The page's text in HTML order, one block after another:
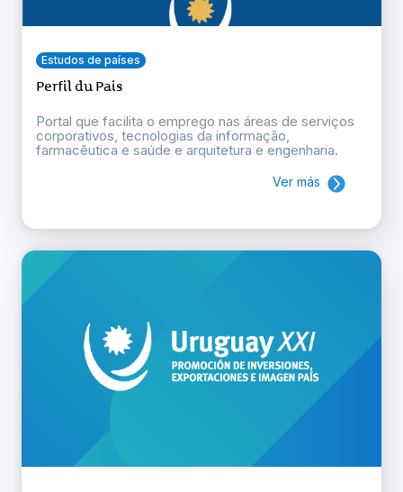
Estudos de países
Perfil du Pais
Portal que facilita o emprego nas áreas de serviços
corporativos, tecnologias da informação,
farmacêutica e saúde e arquitetura e engenharia.
Ver más